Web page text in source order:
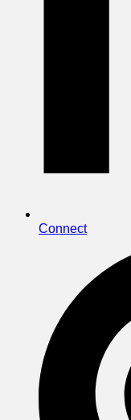
Connect